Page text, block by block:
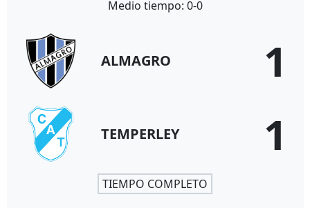
Medio tiempo: 0-0
ALMAGRO 1
TEMPERLEY 1
TIEMPO COMPLETO